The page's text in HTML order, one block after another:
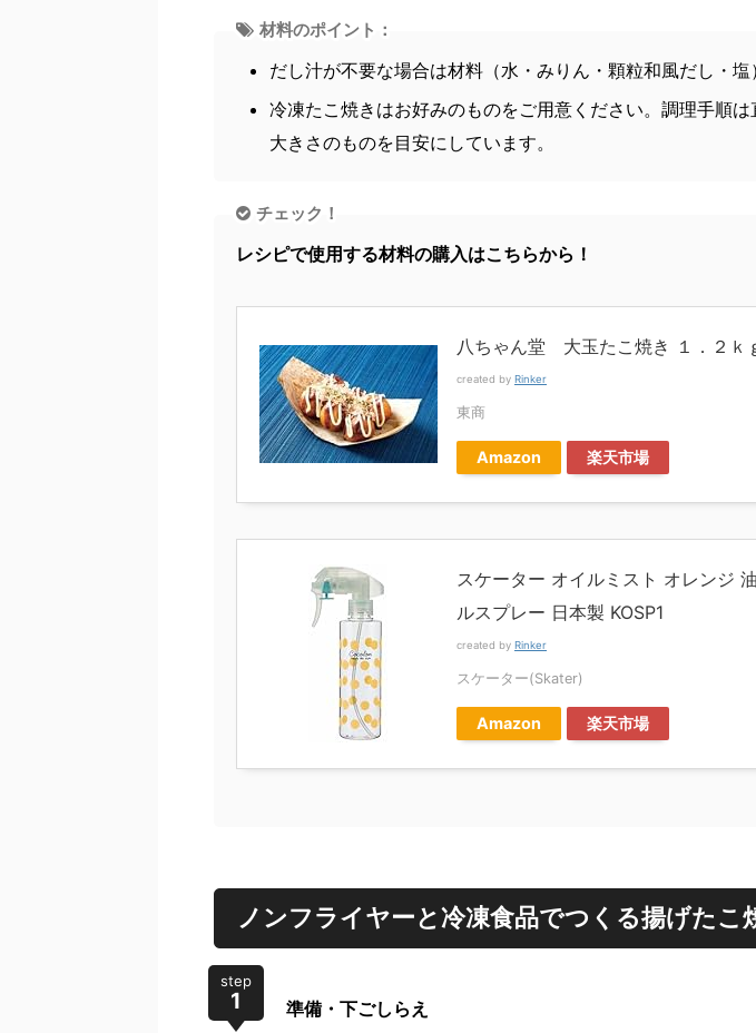
材料のポイント：
だし汁が不要な場合は材料（水・みりん・顆粒和風だし・塩
冷凍たこ焼きはお好みのものをご用意ください。調理手順
大きさのものを目安にしています。
チェック！
レシピで使用する材料の購入はこちらから！
八ちゃん堂 大玉たこ焼き １．２ｋ
created by Rinker
東商
Amazon 楽天市場
スケーター オイルミスト オレンジ
ルスプレー 日本製 KOSP1
created by Rinker
スケーター(Skater)
Amazon 楽天市場
ノンフライヤーと冷凍食品でつくる揚げたこ
step
1 準備・下ごしらえ